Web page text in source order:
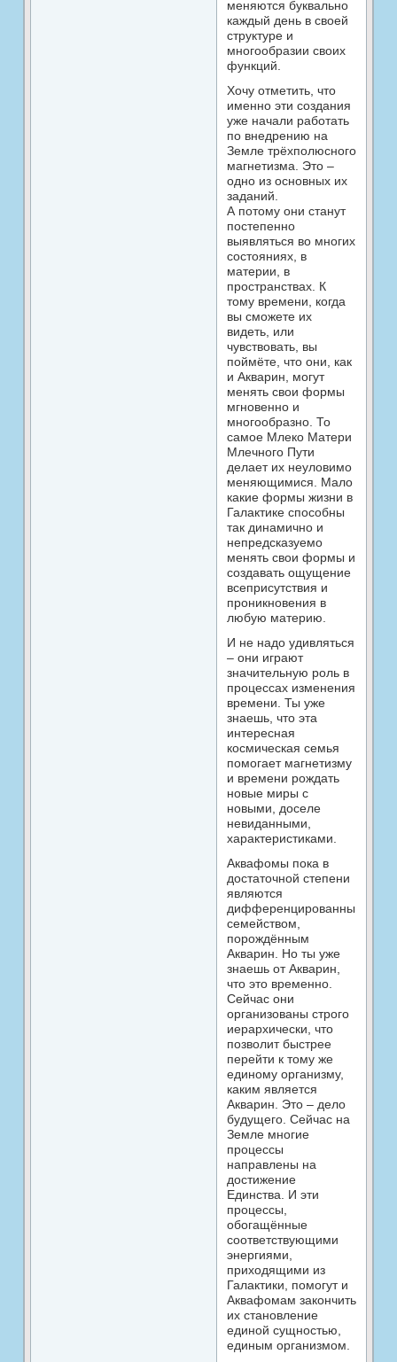
меняются буквально
каждый день в своей
структуре и
многообразии своих
функций.
Хочу отметить, что
именно эти создания
уже начали работать
по внедрению на
Земле трёхполюсного
магнетизма. Это –
одно из основных их
заданий.
А потому они станут
постепенно
выявляться во многих
состояниях, в
материи, в
пространствах. К
тому времени, когда
вы сможете их
видеть, или
чувствовать, вы
поймёте, что они, как
и Акварин, могут
менять свои формы
мгновенно и
многообразно. То
самое Млеко Матери
Млечного Пути
делает их неуловимо
меняющимися. Мало
какие формы жизни в
Галактике способны
так динамично и
непредсказуемо
менять свои формы и
создавать ощущение
всеприсутствия и
проникновения в
любую материю.
И не надо удивляться
– они играют
значительную роль в
процессах изменения
времени. Ты уже
знаешь, что эта
интересная
космическая семья
помогает магнетизму
и времени рождать
новые миры с
новыми, доселе
невиданными,
характеристиками.
Аквафомы пока в
достаточной степени
являются
дифференцированным
семейством,
порождённым
Акварин. Но ты уже
знаешь от Акварин,
что это временно.
Сейчас они
организованы строго
иерархически, что
позволит быстрее
перейти к тому же
единому организму,
каким является
Акварин. Это – дело
будущего. Сейчас на
Земле многие
процессы
направлены на
достижение
Единства. И эти
процессы,
обогащённые
соответствующими
энергиями,
приходящими из
Галактики, помогут и
Аквафомам закончить
их становление
единой сущностью,
единым организмом.